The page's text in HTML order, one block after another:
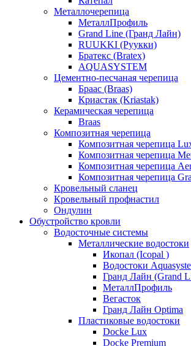
Металлочерепица
МеталлПрофиль
Grand Line (Гранд Лайн)
RUUKKI (Руукки)
Братекс (Bratex)
AQUASYSTEM
Цементно-песчаная черепица
Браас (Braas)
Криастак (Kriastak)
Керамическая черепица
Braas
Композитная черепица
Композитная черепица
Композитная черепица
Композитная черепица
Композитная черепица
Кровельный сланец
Кровельный профнастил
Ондулин
Обустройство кровли
Водосточные системы
Металлические водостоки
Икопал (Icopal )
Водостоки
Гранд Лайн (Grand
МеталлПрофиль
Вегасток
Гранд Лайн Optima
Пластиковые водостоки
Docke Lux
Docke Premium